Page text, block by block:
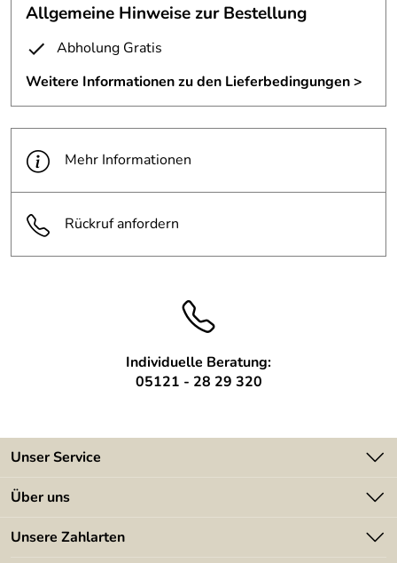
Stahl, Edelstahl, Füße aus alten Keramik-Isolatoren.
Allgemeine Hinweise zur Bestellung
Abholung Gratis
Weitere Informationen zu den Lieferbedingungen >
Mehr Informationen
Rückruf anfordern
Individuelle Beratung:
05121 - 28 29 320
Unser Service
Kontakt
Kundeninformationen
Über uns
Angebote
Unsere Zahlarten